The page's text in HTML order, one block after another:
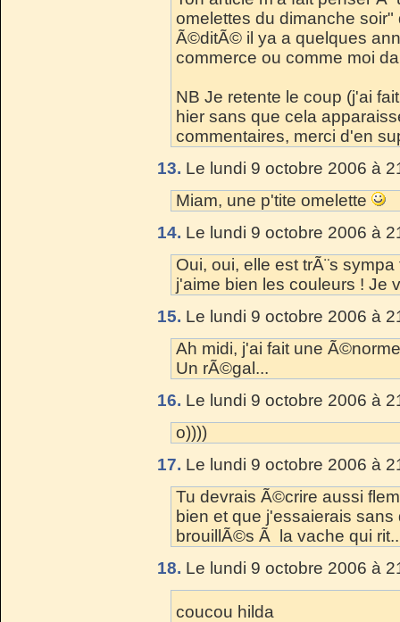
omelettes du dimanche
Ã©ditÃ© il ya a quelques
commerce ou comme moi
NB Je retente le coup (j'ai
hier sans que cela
commentaires, merci d'en
13. Le lundi 9 octobre 2006 à
Miam, une p'tite omelette
14. Le lundi 9 octobre 2006 à
Oui, oui, elle est trÃ¨s
j'aime bien les couleurs ! Je
15. Le lundi 9 octobre 2006 à
Ah midi, j'ai fait une
Un rÃ©gal...
16. Le lundi 9 octobre 2006 à
o))))
17. Le lundi 9 octobre 2006 à
Tu devrais Ã©crire aussi
bien et que j'essaierais
brouillÃ©s Ã la vache qui
18. Le lundi 9 octobre 2006 à
coucou hilda